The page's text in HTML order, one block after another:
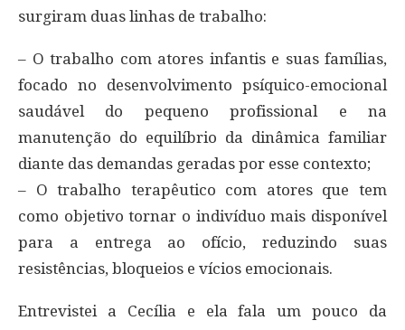
surgiram duas linhas de trabalho:
– O trabalho com atores infantis e suas famílias,
focado no desenvolvimento psíquico-emocional
saudável do pequeno profissional e na
manutenção do equilíbrio da dinâmica familiar
diante das demandas geradas por esse contexto;
– O trabalho terapêutico com atores que tem
como objetivo tornar o indivíduo mais disponível
para a entrega ao ofício, reduzindo suas
resistências, bloqueios e vícios emocionais.
Entrevistei a Cecília e ela fala um pouco da